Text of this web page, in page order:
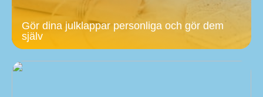
Gör dina julklappar personliga och gör dem
själv